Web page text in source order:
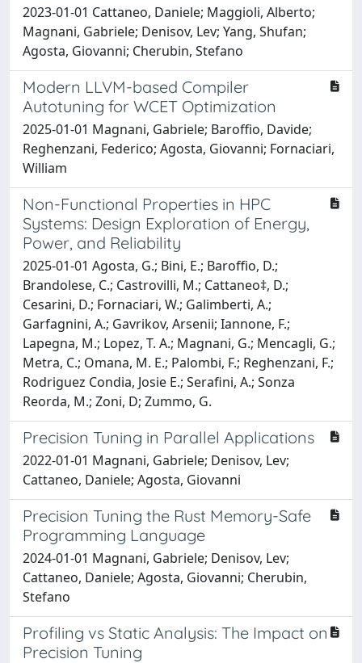
2023-01-01 Cattaneo, Daniele; Maggioli, Alberto;
Magnani, Gabriele; Denisov, Lev; Yang, Shufan;
Agosta, Giovanni; Cherubin, Stefano
Modern LLVM-based Compiler
Autotuning for WCET Optimization
2025-01-01 Magnani, Gabriele; Baroffio, Davide;
Reghenzani, Federico; Agosta, Giovanni; Fornaciari,
William
Non-Functional Properties in HPC
Systems: Design Exploration of Energy,
Power, and Reliability
2025-01-01 Agosta, G.; Bini, E.; Baroffio, D.;
Brandolese, C.; Castrovilli, M.; Cattaneo‡, D.;
Cesarini, D.; Fornaciari, W.; Galimberti, A.;
Garfagnini, A.; Gavrikov, Arsenii; Iannone, F.;
Lapegna, M.; Lopez, T. A.; Magnani, G.; Mencagli, G.;
Metra, C.; Omana, M. E.; Palombi, F.; Reghenzani, F.;
Rodriguez Condia, Josie E.; Serafini, A.; Sonza
Reorda, M.; Zoni, D; Zummo, G.
Precision Tuning in Parallel Applications
2022-01-01 Magnani, Gabriele; Denisov, Lev;
Cattaneo, Daniele; Agosta, Giovanni
Precision Tuning the Rust Memory-Safe
Programming Language
2024-01-01 Magnani, Gabriele; Denisov, Lev;
Cattaneo, Daniele; Agosta, Giovanni; Cherubin,
Stefano
Profiling vs Static Analysis: The Impact on
Precision Tuning